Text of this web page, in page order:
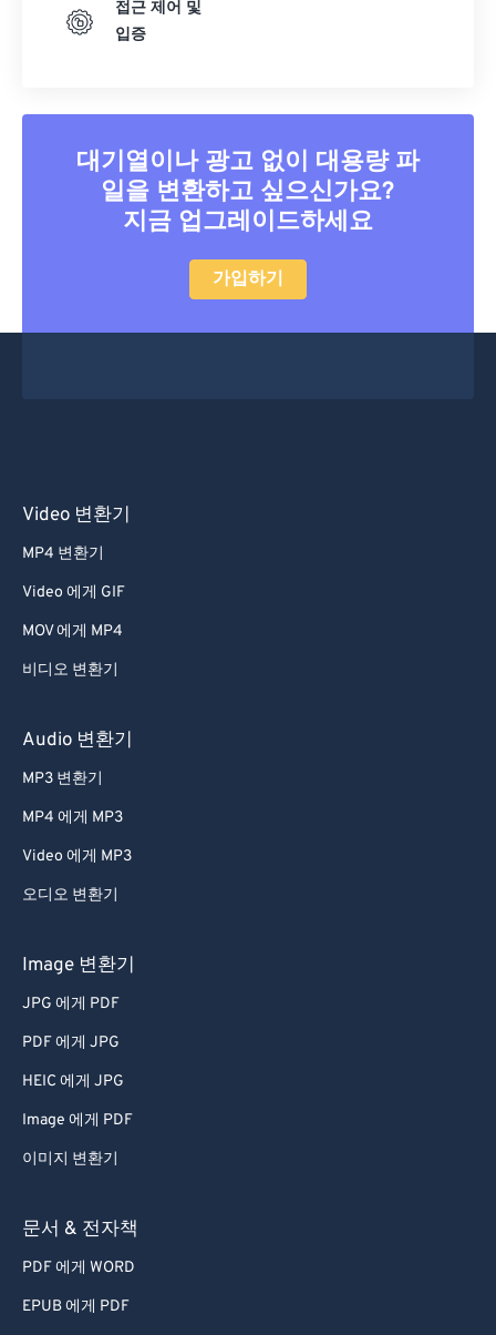
접근 제어 및
입증
대기열이나 광고 없이 대용량 파
일을 변환하고 싶으신가요?
지금 업그레이드하세요
가입하기
Video 변환기
MP4 변환기
Video 에게 GIF
MOV 에게 MP4
비디오 변환기
Audio 변환기
MP3 변환기
MP4 에게 MP3
Video 에게 MP3
오디오 변환기
Image 변환기
JPG 에게 PDF
PDF 에게 JPG
HEIC 에게 JPG
Image 에게 PDF
이미지 변환기
문서 & 전자책
PDF 에게 WORD
EPUB 에게 PDF